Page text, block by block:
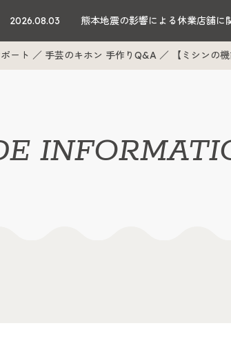
2026.08.03 熊本地震の影響による休業店舗に
ート 手芸のキホン 手作りQ&A 【ミシンの